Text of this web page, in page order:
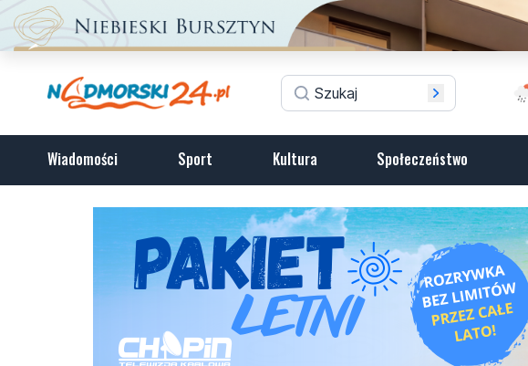
Wiadomości Sport Kultura Społeczeństwo